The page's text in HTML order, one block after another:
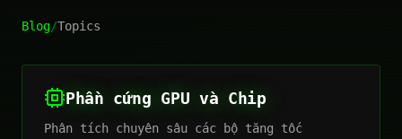
Blog/Topics
Phần cứng GPU và Chip
Phân tích chuyên sâu các bộ tăng tốc